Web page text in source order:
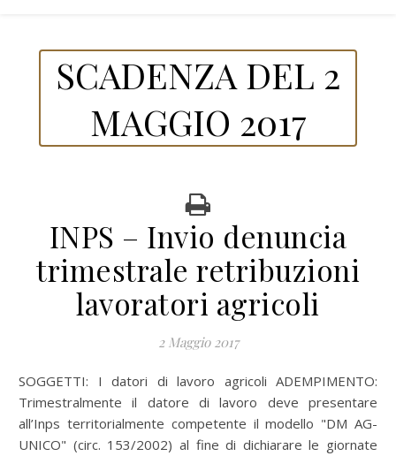
SCADENZA DEL 2
MAGGIO 2017
INPS – Invio denuncia
trimestrale retribuzioni
lavoratori agricoli
2 Maggio 2017
SOGGETTI: I datori di lavoro agricoli ADEMPIMENTO:
Trimestralmente il datore di lavoro deve presentare
all’Inps territorialmente competente il modello "DM AG-
UNICO" (circ. 153/2002) al fine di dichiarare le giornate